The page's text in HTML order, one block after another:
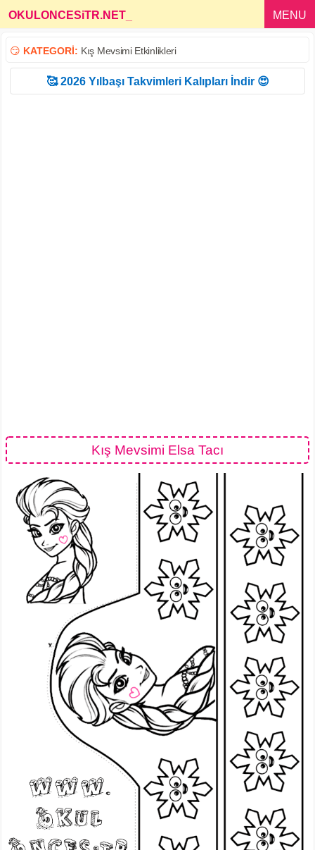
OKULONCESiTR.NET MENU
😏 KATEGORİ: Kış Mevsimi Etkinlikleri
🥰 2026 Yılbaşı Takvimleri Kalıpları İndir 😍
Kış Mevsimi Elsa Tacı